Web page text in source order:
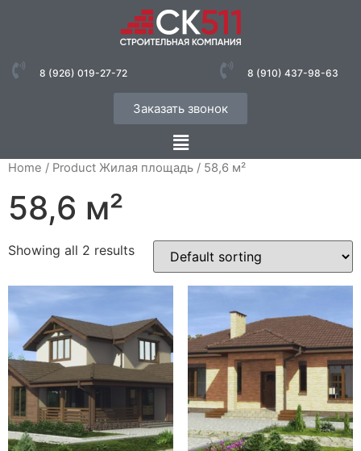
8 (926) 019-27-72 8 (910) 437-98-63
Заказать звонок
Home / Product Жилая площадь / 58,6 м²
58,6 м²
Showing all 2 results